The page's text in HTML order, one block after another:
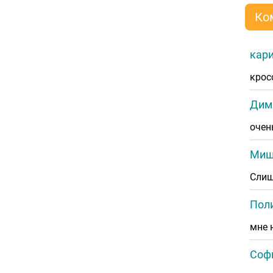
мне